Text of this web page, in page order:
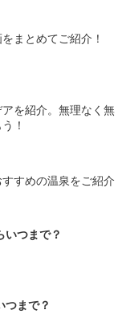
まとめてご紹介！
を紹介。無理なく無
！
すめの温泉をご紹介
いつまで？
つまで？